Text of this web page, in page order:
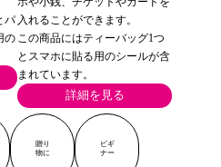
パ
の
入れることができます。
この商品にはティーバッグ1つ
とスマホに貼る用のシールが含
まれています。
詳細を見る
贈り
物に
ビギ
ナー